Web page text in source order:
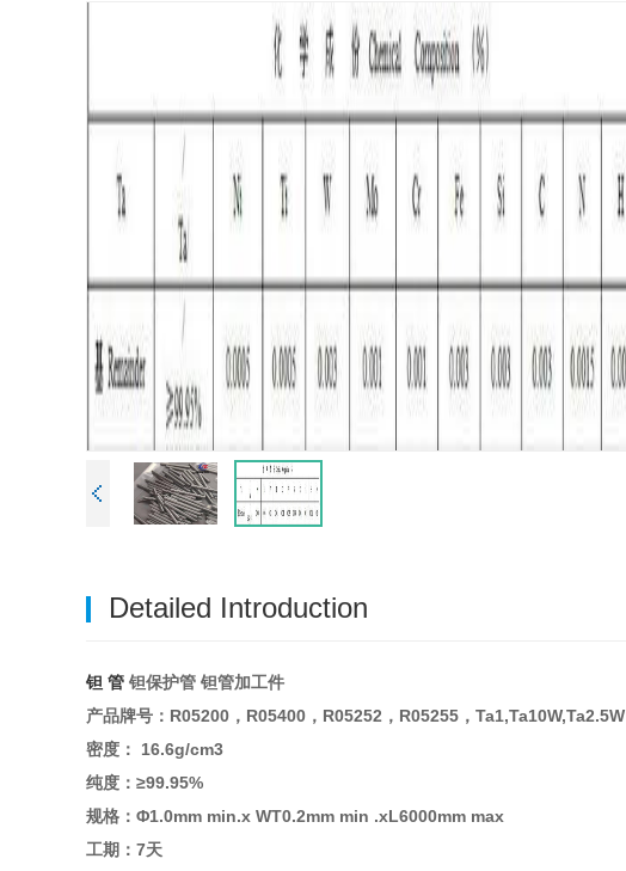
Detailed Introduction
钽 管 钽保护管 钽管加工件
产品牌号：R05200，R05400，R05252，R05255，Ta1,Ta10W,Ta2.5W
密度： 16.6g/cm3
纯度：≥99.95%
规格：Φ1.0mm min.x WT0.2mm min .xL6000mm max
工期：7天